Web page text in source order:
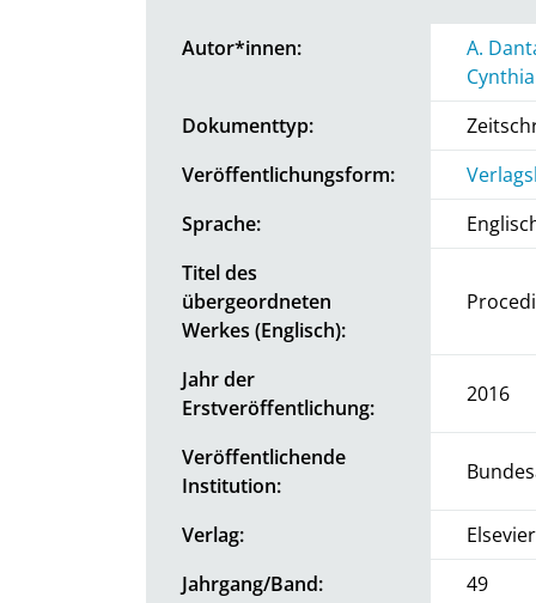
Autor*innen:
A.
Dokumenttyp:
Veröffentlichungsform:
Sprache:
Titel des
übergeordneten
Werkes (Englisch):
Jahr der
Erstveröffentlichung:
2016
Veröffentlichende
Institution:
Verlag:
Elsevier
Jahrgang/Band:
49